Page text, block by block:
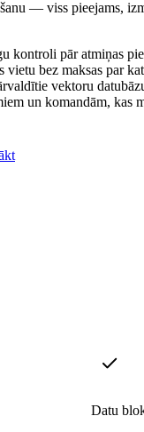
— viss pieejams,
kontroli pār atmiņas
vietu bez maksas par
vektoru
un komandām, kas
Datu